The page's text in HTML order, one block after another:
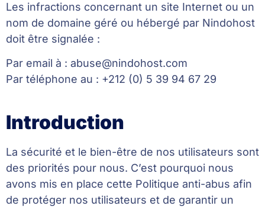
Les infractions concernant un site Internet ou un
nom de domaine géré ou hébergé par Nindohost
doit être signalée :
Par email à : abuse@nindohost.com
Par téléphone au : +212 (0) 5 39 94 67 29
Introduction
La sécurité et le bien-être de nos utilisateurs sont
des priorités pour nous. C’est pourquoi nous
avons mis en place cette Politique anti-abus afin
de protéger nos utilisateurs et de garantir un